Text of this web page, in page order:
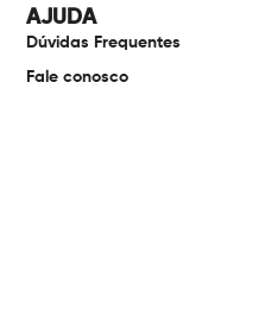
AJUDA
Dúvidas Frequentes
Fale conosco